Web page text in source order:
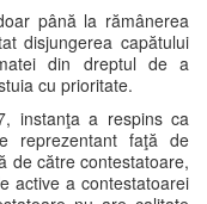
până la rămânerea
disjungerea capătului
din dreptul de a
cu prioritate.
instanţa a respins ca
reprezentant faţă de
de către contestatoare,
active a contestatoarei